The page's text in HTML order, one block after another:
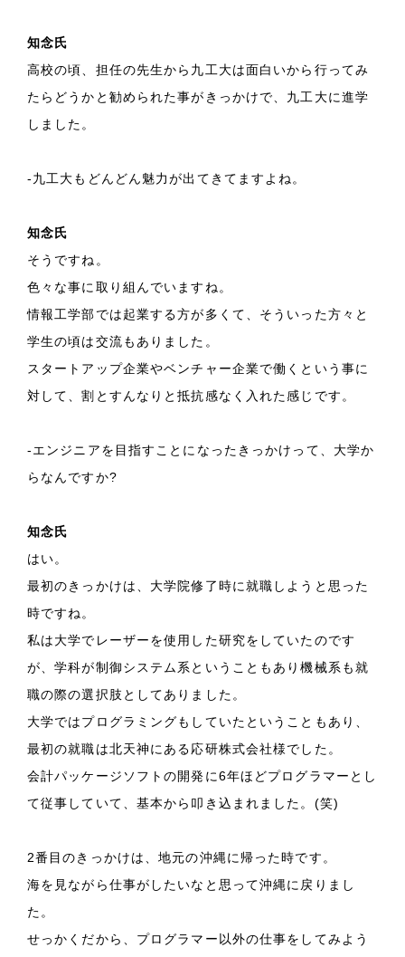
知念氏
高校の頃、担任の先生から九工大は面白いから行ってみ
たらどうかと勧められた事がきっかけで、九工大に進学
しました。
-九工大もどんどん魅力が出てきてますよね。
知念氏
そうですね。
色々な事に取り組んでいますね。
情報工学部では起業する方が多くて、そういった方々と
学生の頃は交流もありました。
スタートアップ企業やベンチャー企業で働くという事に
対して、割とすんなりと抵抗感なく入れた感じです。
-エンジニアを目指すことになったきっかけって、大学か
らなんですか?
知念氏
はい。
最初のきっかけは、大学院修了時に就職しようと思った
時ですね。
私は大学でレーザーを使用した研究をしていたのです
が、学科が制御システム系ということもあり機械系も就
職の際の選択肢としてありました。
大学ではプログラミングもしていたということもあり、
最初の就職は北天神にある応研株式会社様でした。
会計パッケージソフトの開発に6年ほどプログラマーとし
て従事していて、基本から叩き込まれました。(笑)
2番目のきっかけは、地元の沖縄に帰った時です。
海を見ながら仕事がしたいなと思って沖縄に戻りまし
た。
せっかくだから、プログラマー以外の仕事をしてみよう